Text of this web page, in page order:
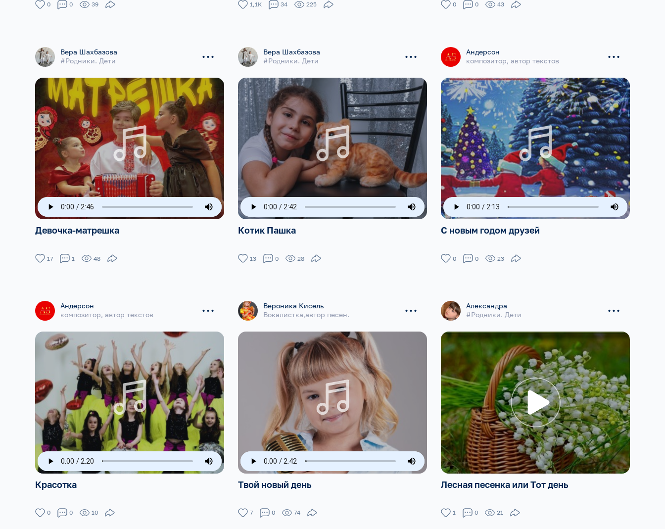
0 0 39 1,1K 34 225 0 0 43
Вера Шахбазова
#Родники. Дети
...
Девочка-матрешка
17 1 48
Вера Шахбазова
#Родники. Дети
...
Котик Пашка
13 0 28
Андерсон
композитор, автор текстов
...
С новым годом друзей
0 0 23
Андерсон
композитор, автор текстов
...
Красотка
0 0 10
Вероника Кисель
Вокалистка,автор песен.
...
Твой новый день
7 0 74
Александра
#Родники. Дети
...
Лесная песенка или Тот день
1 0 21